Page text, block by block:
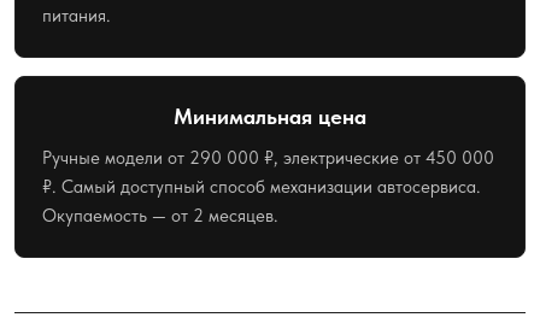
питания.
Минимальная цена
Ручные модели от 290 000 ₽, электрические от 450 000
₽. Самый доступный способ механизации автосервиса.
Окупаемость — от 2 месяцев.